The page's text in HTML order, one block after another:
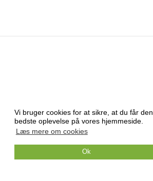
Vi bruger cookies for at sikre, at du får den
bedste oplevelse på vores hjemmeside.
Læs mere om cookies
Ok